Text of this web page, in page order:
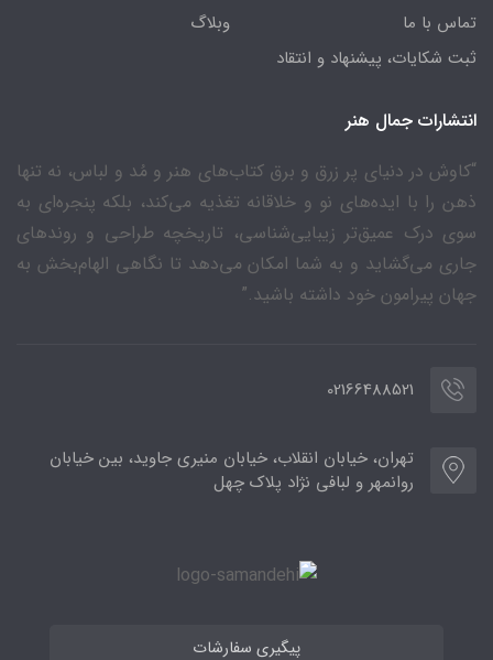
تماس با ما
ثبت شکایات، پیشنهاد و انتقاد
وبلاگ
انتشارات جمال هنر
“کاوش در دنیای پر زرق و برق کتاب‌های هنر و مُد و لباس، نه تنها
ذهن را با ایده‌های نو و خلاقانه تغذیه می‌کند، بلکه پنجره‌ای به
سوی درک عمیق‌تر زیبایی‌شناسی، تاریخچه طراحی و روندهای
جاری می‌گشاید و به شما امکان می‌دهد تا نگاهی الهام‌بخش به
جهان پیرامون خود داشته باشید.”
02166488521
تهران، خیابان انقلاب، خیابان منیری جاوید، بین خیابان
روانمهر و لبافی نژاد پلاک چهل
پیگیری سفارشات